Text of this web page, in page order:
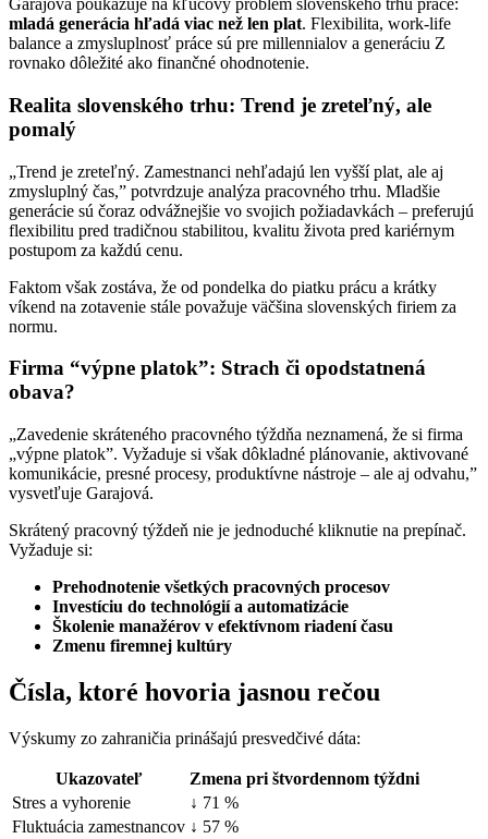
Garajová poukazuje na kľúčový problém slovenského trhu práce:
mladá generácia hľadá viac než len plat. Flexibilita, work-life
balance a zmysluplnosť práce sú pre millennialov a generáciu Z
rovnako dôležité ako finančné ohodnotenie.
Realita slovenského trhu: Trend je zreteľný, ale
pomalý
„Trend je zreteľný. Zamestnanci nehľadajú len vyšší plat, ale aj
zmysluplný čas,” potvrdzuje analýza pracovného trhu. Mladšie
generácie sú čoraz odvážnejšie vo svojich požiadavkách – preferujú
flexibilitu pred tradičnou stabilitou, kvalitu života pred kariérnym
postupom za každú cenu.
Faktom však zostáva, že od pondelka do piatku prácu a krátky
víkend na zotavenie stále považuje väčšina slovenských firiem za
normu.
Firma “výpne platok”: Strach či opodstatnená
obava?
„Zavedenie skráteného pracovného týždňa neznamená, že si firma
„výpne platok”. Vyžaduje si však dôkladné plánovanie, aktivované
komunikácie, presné procesy, produktívne nástroje – ale aj odvahu,”
vysvetľuje Garajová.
Skrátený pracovný týždeň nie je jednoduché kliknutie na prepínač.
Vyžaduje si:
Prehodnotenie všetkých pracovných procesov
Investíciu do technológií a automatizácie
Školenie manažérov v efektívnom riadení času
Zmenu firemnej kultúry
Čísla, ktoré hovoria jasnou rečou
Výskumy zo zahraničia prinášajú presvedčivé dáta:
Ukazovateľ
Zmena pri štvordennom týždni
Stres a vyhorenie
↓ 71 %
Fluktuácia zamestnancov ↓ 57 %